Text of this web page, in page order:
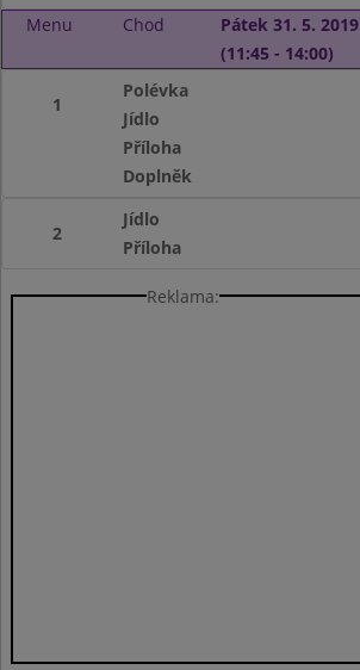
Menu
Chod
Pátek 31. 5. 2019
(11:45 - 14:00)
1
Polévka
Jídlo
Příloha
Doplněk
2
Jídlo
Příloha
Reklama: